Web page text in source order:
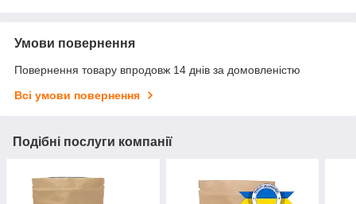
Умови повернення
Повернення товару впродовж 14 днів за домовленістю
Всі умови повернення
Подібні послуги компанії